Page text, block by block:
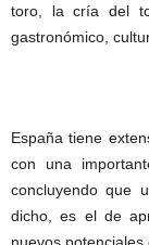
toro, la cría del
gastronómico,
España tiene
con una
concluyendo que
dicho, es el de